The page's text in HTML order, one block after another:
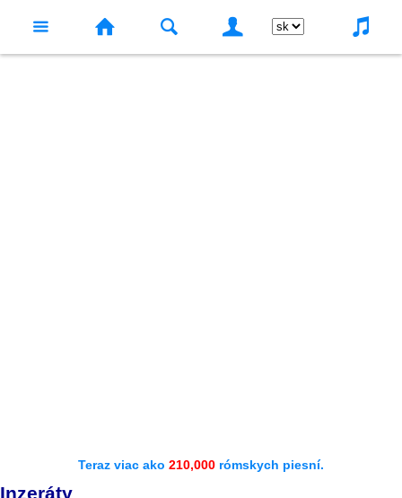
Teraz viac ako 210,000 rómskych piesní.
Inzeráty